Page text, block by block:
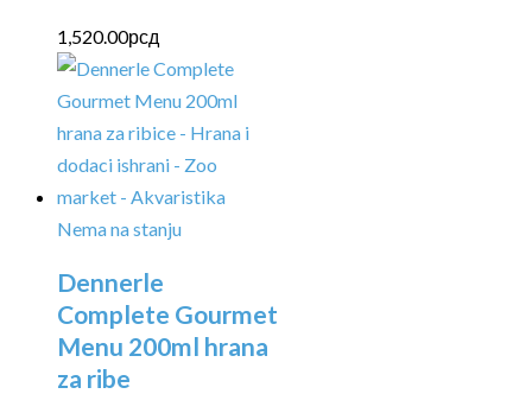
1,520.00рсд
Nema na stanju
Dennerle
Complete Gourmet
Menu 200ml hrana
za ribe